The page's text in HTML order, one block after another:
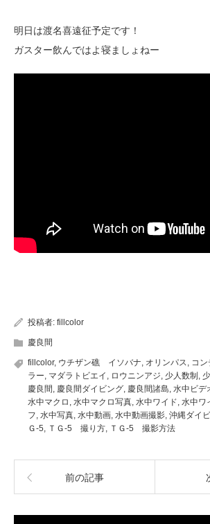
明日は渡名喜遠征予定です！
ガスター飲んではよ寝ましょねー
投稿者: fillcolor
慶良間
fillcolor, ウチザン礁 イソバナ, オリンパス, コ
ラー, マダラトビエイ , ロウニンアジ, 少人数制 ,
慶良間 , 慶良間ダイビング, 慶良間諸島, 水中ビデ
水中マクロ , 水中マクロ写真, 水中ワイド, 水中ワ
フ, 水中写真, 水中動画, 水中動画撮影, 沖縄ダイ
Ｇ-5, ＴＧ-5 撮り方, ＴＧ-5 撮影方法
前の記事